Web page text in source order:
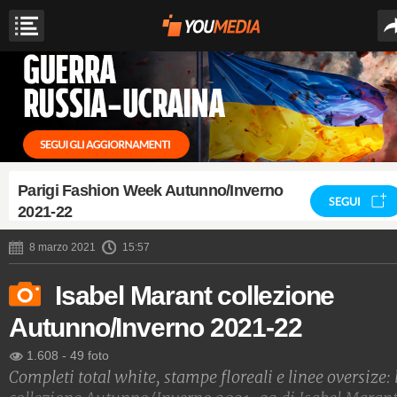
Parigi Fashion Week Autunno/Inverno
2021-22
SEGUI
8 marzo 2021 15:57
Isabel Marant collezione
Autunno/Inverno 2021-22
1.608 - 49 foto
Completi total white, stampe floreali e linee oversize: